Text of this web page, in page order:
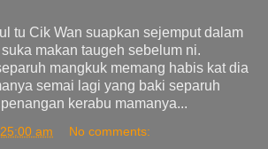
tu Cik Wan suapkan sejemput dalam
makan taugeh sebelum ni.
mangkuk memang habis kat dia
semai lagi yang baki separuh
kerabu mamanya...
am No comments: